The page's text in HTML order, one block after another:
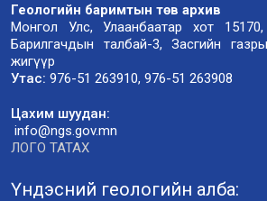
Геологийн баримтын төв архив
Монгол Улс, Улаанбаатар хот 15170,
Барилгачдын талбай-3, Засгийн
жигүүр
Утас: 976-51 263910, 976-51 263908
Цахим шуудан:
info@ngs.gov.mn
ЛОГО ТАТАХ
Үндэсний геологийн алба: